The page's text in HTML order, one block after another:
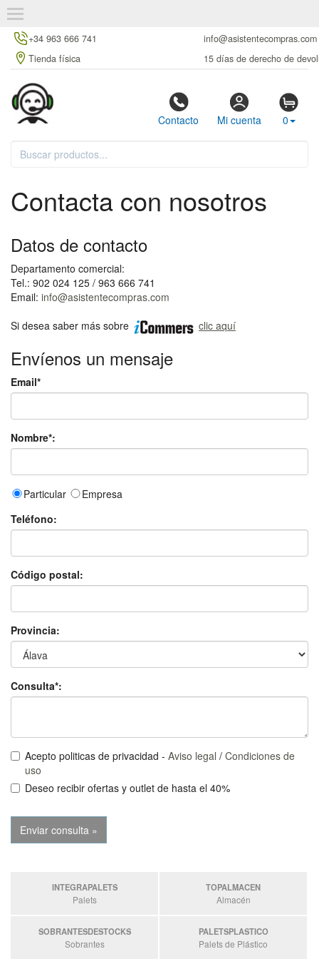
+34 963 666 741
info@asistentecompras.com
Tienda física
15 días de derecho de
Contacto Mi cuenta 0
Contacta con nosotros
Datos de contacto
Departamento comercial:
Tel.: 902 024 125 / 963 666 741
Email: info@asistentecompras.com
Si desea saber más sobre
clic aquí
Envíenos un mensaje
Email*
Nombre*:
Particular
Empresa
Teléfono:
Código postal:
Provincia:
Consulta*:
Acepto politicas de privacidad - Aviso legal / Condiciones de
uso
Deseo recibir ofertas y outlet de hasta el 40%
INTEGRAPALETS
Palets
TOPALMACEN
Almacén
SOBRANTESDESTOCKS
Sobrantes
PALETSPLASTICO
Palets de Plástico